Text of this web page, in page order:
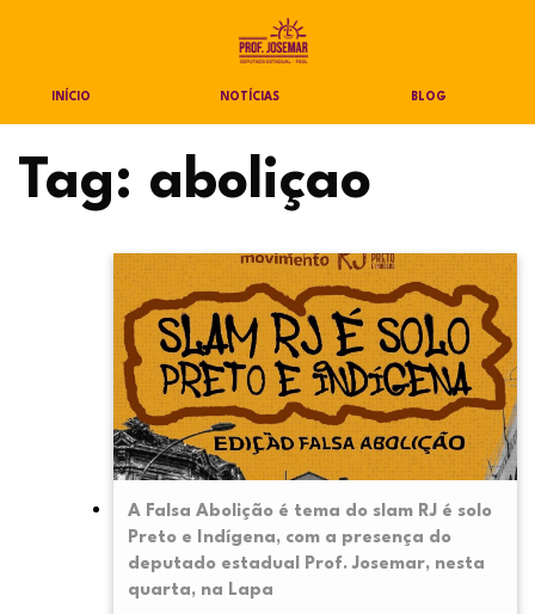
INÍCIO NOTÍCIAS BLOG
Tag: aboliçao
A Falsa Abolição é tema do slam RJ é solo
Preto e Indígena, com a presença do
deputado estadual Prof. Josemar, nesta
quarta, na Lapa